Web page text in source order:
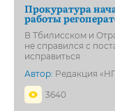
Прокуратура
работы
В Тбилисском и
не справился с
исправиться
Автор: Редакция
3640